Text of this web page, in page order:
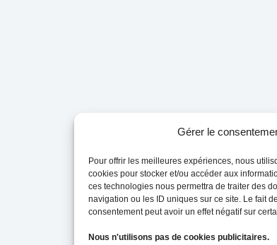
Gérer le
Pour offrir les meilleures expériences, nous
cookies pour stocker et/ou accéder aux
ces technologies nous permettra de traiter des
navigation ou les ID uniques sur ce site. Le fait
consentement peut avoir un effet négatif sur
Nous n'utilisons pas de cookies publicitaires.